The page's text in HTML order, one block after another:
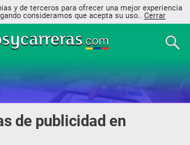
y de terceros para ofrecer una mejor experiencia
consideramos que acepta su uso.. Cerrar
de publicidad en